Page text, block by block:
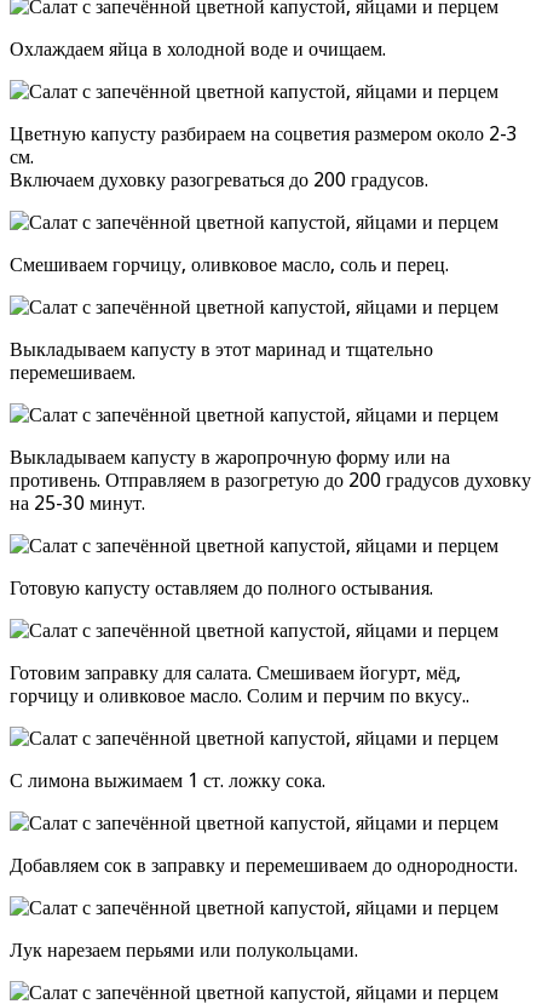
Охлаждаем яйца в холодной воде и очищаем.
Цветную капусту разбираем на соцветия размером около 2-3
см.
Включаем духовку разогреваться до 200 градусов.
Смешиваем горчицу, оливковое масло, соль и перец.
Выкладываем капусту в этот маринад и тщательно
перемешиваем.
Выкладываем капусту в жаропрочную форму или на
противень. Отправляем в разогретую до 200 градусов духовку
на 25-30 минут.
Готовую капусту оставляем до полного остывания.
Готовим заправку для салата. Смешиваем йогурт, мёд,
горчицу и оливковое масло. Солим и перчим по вкусу..
С лимона выжимаем 1 ст. ложку сока.
Добавляем сок в заправку и перемешиваем до однородности.
Лук нарезаем перьями или полукольцами.